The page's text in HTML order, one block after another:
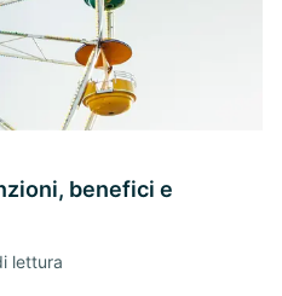
benefici e
lettura